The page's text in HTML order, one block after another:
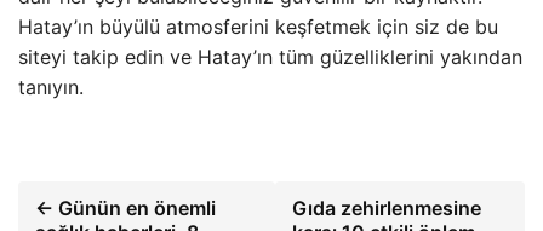
Hatay’ın büyülü atmosferini keşfetmek için siz de bu
siteyi takip edin ve Hatay’ın tüm güzelliklerini yakından
tanıyın.
← Günün en önemli
Gıda zehirlenmesine